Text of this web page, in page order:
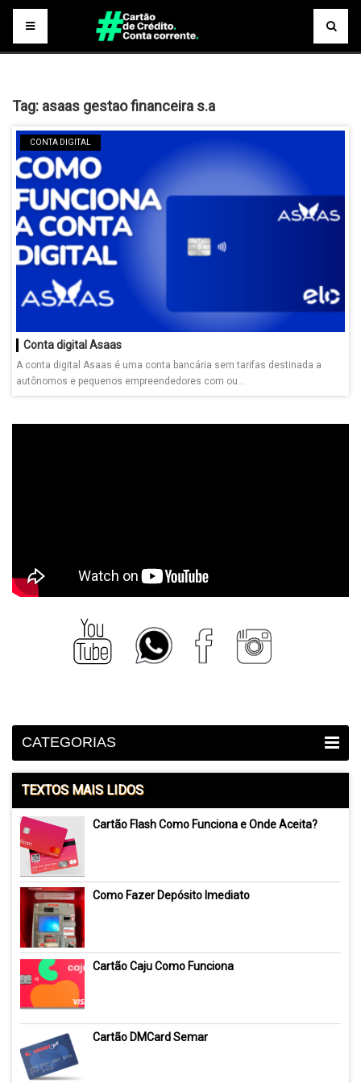
Tag: asaas gestao financeira s.a
CONTA DIGITAL
Conta digital Asaas
A conta digital Asaas é uma conta bancária sem tarifas destinada a
autônomos e pequenos empreendedores com ou...
CATEGORIAS
TEXTOS MAIS LIDOS
Cartão Flash Como Funciona e Onde Aceita?
Como Fazer Depósito Imediato
Cartão Caju Como Funciona
Cartão DMCard Semar